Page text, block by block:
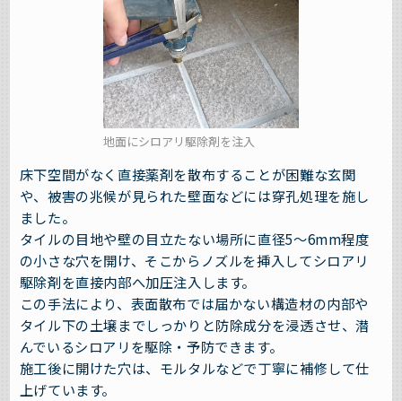
地面にシロアリ駆除剤を注入
床下空間がなく直接薬剤を散布することが困難な玄関
や、被害の兆候が見られた壁面などには穿孔処理を施し
ました。
タイルの目地や壁の目立たない場所に直径5～6mm程度
の小さな穴を開け、そこからノズルを挿入してシロアリ
駆除剤を直接内部へ加圧注入します。
この手法により、表面散布では届かない構造材の内部や
タイル下の土壌までしっかりと防除成分を浸透させ、潜
んでいるシロアリを駆除・予防できます。
施工後に開けた穴は、モルタルなどで丁寧に補修して仕
上げています。